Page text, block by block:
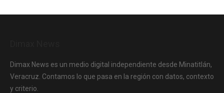
Dimax News es un medio digital independiente desde Minatitlán,
Veracruz. Contamos lo que pasa en la región con datos, contexto
y criterio.